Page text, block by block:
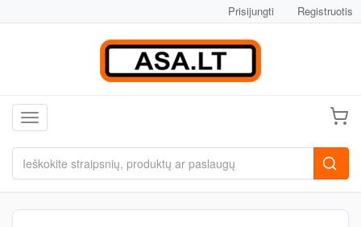
Prisijungti Registruotis
Toggle navigation